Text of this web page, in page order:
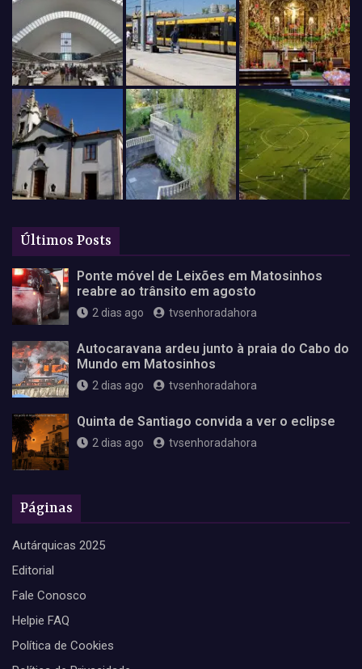
Últimos Posts
Ponte móvel de Leixões em Matosinhos
reabre ao trânsito em agosto
2 dias ago tvsenhoradahora
Autocaravana ardeu junto à praia do Cabo do
Mundo em Matosinhos
2 dias ago tvsenhoradahora
Quinta de Santiago convida a ver o eclipse
2 dias ago tvsenhoradahora
Páginas
Autárquicas 2025
Editorial
Fale Conosco
Helpie FAQ
Política de Cookies